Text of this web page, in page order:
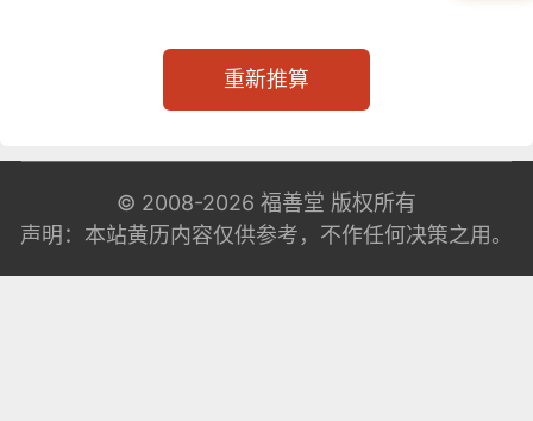
重新推算
© 2008-2026 福善堂 版权所有
声明：本站黄历内容仅供参考，不作任何决策之用。